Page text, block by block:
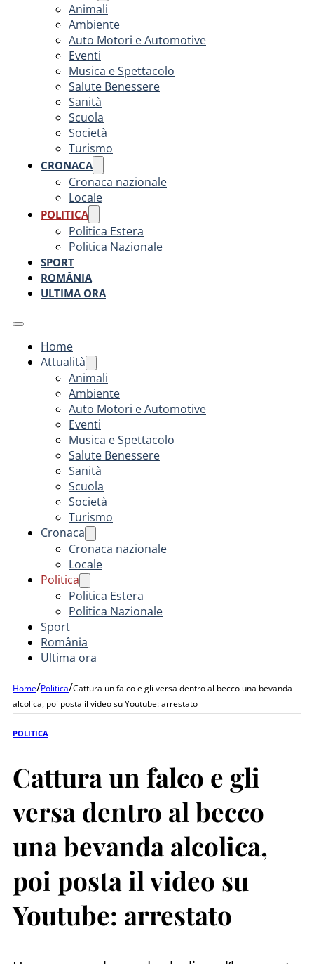
Animali
Ambiente
Auto Motori e Automotive
Eventi
Musica e Spettacolo
Salute Benessere
Sanità
Scuola
Società
Turismo
CRONACA
Cronaca nazionale
Locale
POLITICA
Politica Estera
Politica Nazionale
SPORT
ROMÂNIA
ULTIMA ORA
Home
Attualità
Animali
Ambiente
Auto Motori e Automotive
Eventi
Musica e Spettacolo
Salute Benessere
Sanità
Scuola
Società
Turismo
Cronaca
Cronaca nazionale
Locale
Politica
Politica Estera
Politica Nazionale
Sport
România
Ultima ora
Home/Politica/Cattura un falco e gli versa dentro al becco una bevanda
alcolica, poi posta il video su Youtube: arrestato
POLITICA
Cattura un falco e gli
versa dentro al becco
una bevanda alcolica,
poi posta il video su
Youtube: arrestato